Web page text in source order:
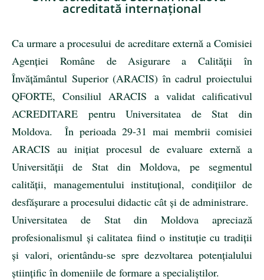
acreditată internațional
Ca urmare a procesului de acreditare externă a Comisiei
Agenției Române de Asigurare a Calității în
Învățământul Superior (ARACIS) în cadrul proiectului
QFORTE, Consiliul ARACIS a validat calificativul
ACREDITARE pentru Universitatea de Stat din
Moldova. În perioada 29-31 mai membrii comisiei
ARACIS au inițiat procesul de evaluare externă a
Universității de Stat din Moldova, pe segmentul
calității, managementului instituțional, condițiilor de
desfășurare a procesului didactic cât și de administrare.
Universitatea de Stat din Moldova apreciază
profesionalismul și calitatea fiind o instituție cu tradiții
și valori, orientându-se spre dezvoltarea potențialului
științific în domeniile de formare a specialiştilor.